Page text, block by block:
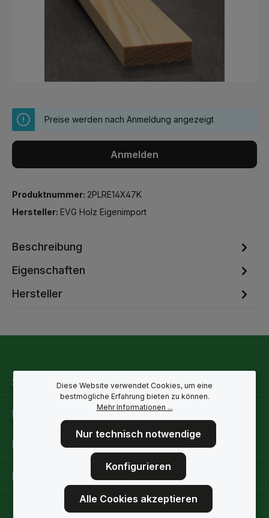
Preise werden nach Anmeldung angezeigt
Anmelden
Produktnummer: 2PLRE14X47K
Hersteller: EVG Holz Eigenimport
Beschreibung
Eigenschaften
Hersteller
Service-Hotline
Rechtliche Hinweise
Informationen
Folge uns
Diese Website verwendet Cookies, um eine
bestmögliche Erfahrung bieten zu können.
Mehr Informationen ...
Nur technisch notwendige
Konfigurieren
Alle Cookies akzeptieren